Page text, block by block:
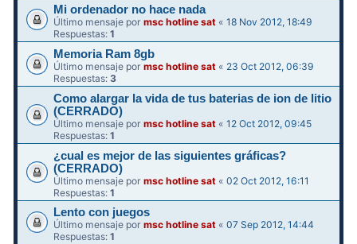
Mi ordenador no hace nada
Último mensaje pormsc hotline sat «18 Nov 2012, 18:49
Respuestas:1
Memoria Ram 8gb
Último mensaje pormsc hotline sat « 23 Oct 2012, 06:39
Respuestas:3
Como alargar la vida de tus bateri­as de ion de litio
(CERRADO)
Último mensaje pormsc hotline sat «12 Oct 2012, 09:45
Respuestas:1
¿cual es mejor de las siguientes gráficas?
(CERRADO)
Último mensaje pormsc hotline sat «02 Oct 2012, 16:11
Respuestas:1
Lento con juegos
Último mensaje pormsc hotline sat «07 Sep 2012, 14:44
Respuestas:1